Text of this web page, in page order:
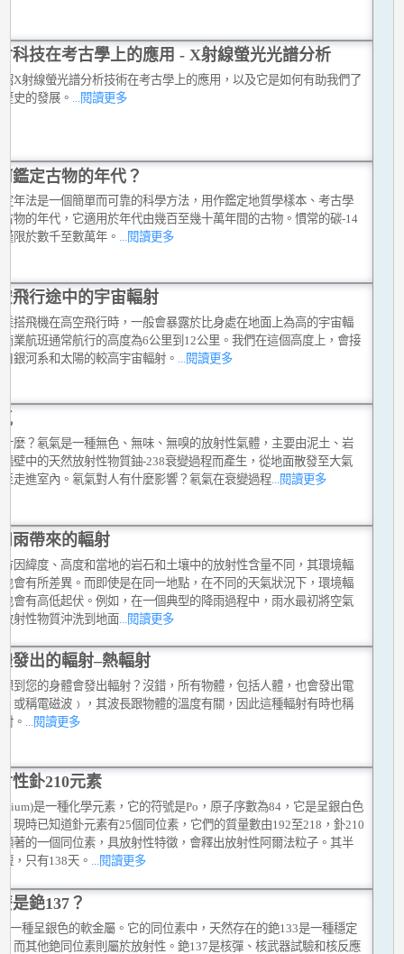
科技在考古學上的應用 - X射線螢光光譜分析
X射線螢光譜分析技術在考古學上的應用，以及它是如何有助我們了
史的發展。
...閱讀更多
鑑定古物的年代？
年法是一個簡單而可靠的科學方法，用作鑑定地質學樣本、考古學
物的年代，它適用於年代由幾百至幾十萬年間的古物。慣常的碳-14
限於數千至數萬年。 ...閱讀更多
飛行途中的宇宙輻射
搭飛機在高空飛行時，一般會暴露於比身處在地面上為高的宇宙輻
業航班通常航行的高度為6公里到12公里。我們在這個高度上，會接
銀河系和太陽的較高宇宙輻射。
...閱讀更多
麼？氡氣是一種無色、無味、無嗅的放射性氣體，主要由泥土、岩
壁中的天然放射性物質鈾-238衰變過程而產生，從地面散發至大氣
走進室內。氡氣對人有什麼影響？氡氣在衰變過程...閱讀更多
雨帶來的輻射
因緯度、高度和當地的岩石和土壤中的放射性含量不同，其環境輻
會有所差異。而即使是在同一地點，在不同的天氣狀況下，環境輻
會有高低起伏。例如，在一個典型的降雨過程中，雨水最初將空氣
射性物質沖洗到地面 ...閱讀更多
發出的輻射–熱輻射
到您的身體會發出輻射？沒錯，所有物體，包括人體，也會發出電
或稱電磁波﹚，其波長跟物體的溫度有關，因此這種輻射有時也稱
。
...閱讀更多
性釙210元素
是一種化學元素，它的符號是Po，原子序數為84，它是呈銀白色
現時已知道釙元素有25個同位素，它們的質量數由192至218，釙210
著的一個同位素，具放射性特徵，會釋出放射性阿爾法粒子。其半
，只有138天。 ...閱讀更多
是銫137？
一種呈銀色的軟金屬。它的同位素中，天然存在的銫133是一種穩定
而其他銫同位素則屬於放射性。銫137是核彈、核武器試驗和核反應